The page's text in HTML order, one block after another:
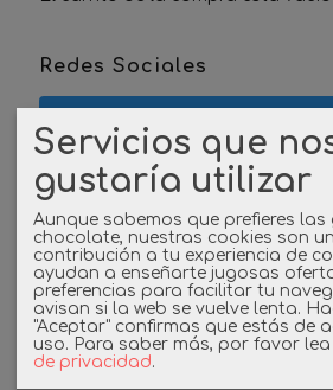
Redes Sociales
Linkedin
Instagram
Facebook
Cupones
Servicios que
gustaría utilizar
Aunque sabemos que prefieres
chocolate, nuestras cookies son
contribución a tu experiencia de
ayudan a enseñarte jugosas
preferencias para facilitar tu
avisan si la web se vuelve lenta.
"Aceptar" confirmas que estás de
uso. Para saber más, por favor
de privacidad.